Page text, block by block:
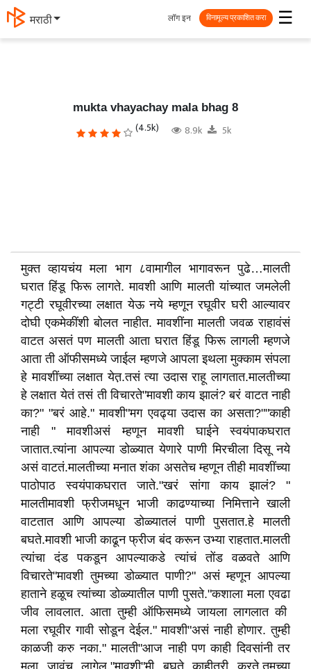
मराठी ☰
लॉग इन विनामूल्य प्रकाशित करा
mukta vhayachay mala bhag 8
(4.5k) 8.9k 5k
मुक्त व्हायचंय मला भाग ८वामागील भागावरून पुढे…मालती
घरात हिंडू फिरू लागते. मावशी आणि मालती यांच्यात जमलेली
गट्टी रघूवीरच्या लक्षात येऊ नये म्हणून रघूवीर घरी आल्यावर
दोघी एकमेकींशी बोलत नाहीत. मावशींना मालती जवळ राहावंसं
वाटत असतं पण मालती आता घरात हिंडू फिरू लागली म्हणजे
आता ती ऑफीसमध्ये जाईल म्हणजे आपला इथला मुक्काम संपला
हे मावशींच्या लक्षात येत़.तसं त्या उदास राहू लागतात.मालतीच्या
हे लक्षात येतं तसं ती विचारते"मावशी काय झालं? बरं वाटत नाही
का?" "बरं आहे." मावशी"मग एवढ्या उदास का असता?""काही
नाही " मावशीअसं म्हणून मावशी घाईने स्वयंपाकघरात
जातात.त्यांना आपल्या डोळ्यात येणारे पाणी मिरचीला दिसू नये
असं वाटतं.मालतीच्या मनात शंका असतेच म्हणून तीही मावशींच्या
पाठोपाठ स्वयंपाकघरात जाते."खरं सांगा काय झालं? "
मालतीमावशी फ्रीजमधून भाजी काढण्याच्या निमित्ताने खाली
वाटतात आणि आपल्या डोळ्यातलं पाणी पुसतात.हे मालती
बघते.मावशी भाजी काढून फ्रीज बंद करून उभ्या राहतात.मालती
त्यांचा दंड पकडून आपल्याकडे त्यांचं तोंड वळवते आणि
विचारते"मावशी तुमच्या डोळ्यात पाणी?" असं म्हणून आपल्या
हाताने हळूच त्यांच्या डोळ्यातील पाणी पुसते."कशाला मला एवढा
जीव लावलात. आता तुम्ही ऑफिसमध्ये जायला लागलात की
मला रघूवीर गावी सोडून देईल." मावशी"असं नाही होणार. तुम्ही
काळजी करु नका." मालती"आज नाही पण काही दिवसांनी तर
मला जावंच लागेल."मावशी"मी बघते काहीतरी करते.तुमच्या